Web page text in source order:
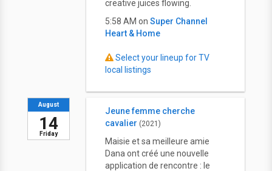
creative juices flowing.
5:58 AM on Super Channel
Heart & Home
Select your lineup for TV
local listings
Friday
August
14
Jeune femme cherche
cavalier (2021)
Maisie et sa meilleure amie
Dana ont créé une nouvelle
application de rencontre : le